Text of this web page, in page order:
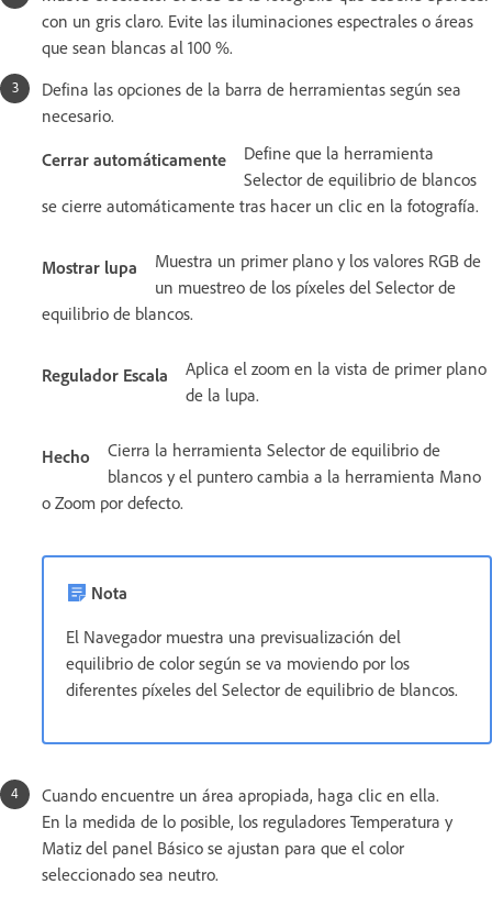
con un gris claro. Evite las iluminaciones espectrales o áreas
que sean blancas al 100 %.
Defina las opciones de la barra de herramientas según sea
necesario.
Cerrar automáticamente
Define que la herramienta
Selector de equilibrio de blancos
se cierre automáticamente tras hacer un clic en la fotografía.
Mostrar lupa
Muestra un primer plano y los valores RGB de
un muestreo de los píxeles del Selector de
equilibrio de blancos.
Regulador Escala
Aplica el zoom en la vista de primer plano
de la lupa.
Hecho
Cierra la herramienta Selector de equilibrio de
blancos y el puntero cambia a la herramienta Mano
o Zoom por defecto.
Nota
El Navegador muestra una previsualización del
equilibrio de color según se va moviendo por los
diferentes píxeles del Selector de equilibrio de blancos.
Cuando encuentre un área apropiada, haga clic en ella.
En la medida de lo posible, los reguladores Temperatura y
Matiz del panel Básico se ajustan para que el color
seleccionado sea neutro.